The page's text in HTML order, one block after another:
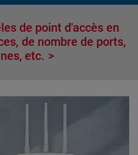
de point d'accès en
de nombre de ports,
etc.